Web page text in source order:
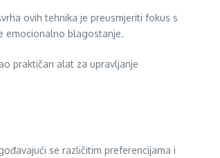
ovih tehnika je preusmjeriti fokus s
emocionalno blagostanje.
praktičan alat za upravljanje
se različitim preferencijama i